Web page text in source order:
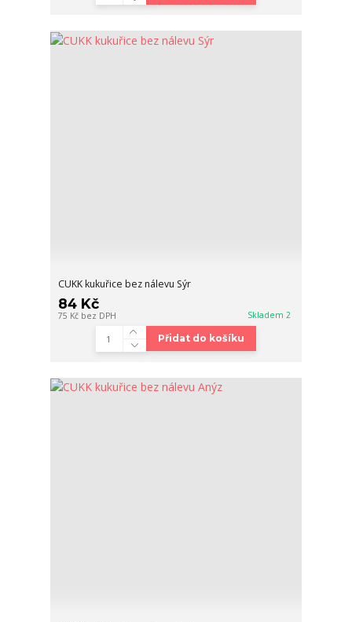
CUKK kukuřice bez nálevu Sýr
84 Kč
75 Kč bez DPH Skladem 2
Přidat do košíku